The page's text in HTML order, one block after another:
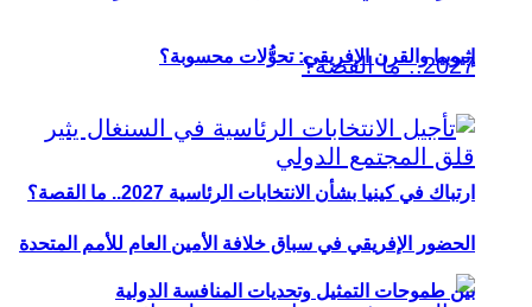
ارتباك في كينيا بشأن الانتخابات الرئاسية 2027.. ما القصة؟
إثيوبيا والقرن الإفريقي: تحوُّلات محسوبة؟
الحضور الإفريقي في سباق خلافة الأمين العام للأمم المتحدة
بين طموحات التمثيل وتحديات المنافسة الدولية